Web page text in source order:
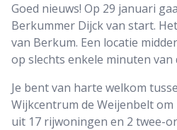
Goed nieuws! Op 29 januari
Berkummer Dijck van start.
van Berkum. Een locatie
op slechts enkele minuten van
Je bent van harte welkom
Wijkcentrum de Weijenbelt
uit 17 rijwoningen en 2 twee-